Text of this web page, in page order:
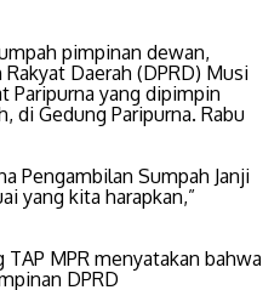
pimpinan dewan,
Daerah (DPRD) Musi
Paripurna yang dipimpin
di Gedung Paripurna. Rabu
Pengambilan Sumpah Janji
yang kita harapkan,”
MPR menyatakan bahwa
DPRD